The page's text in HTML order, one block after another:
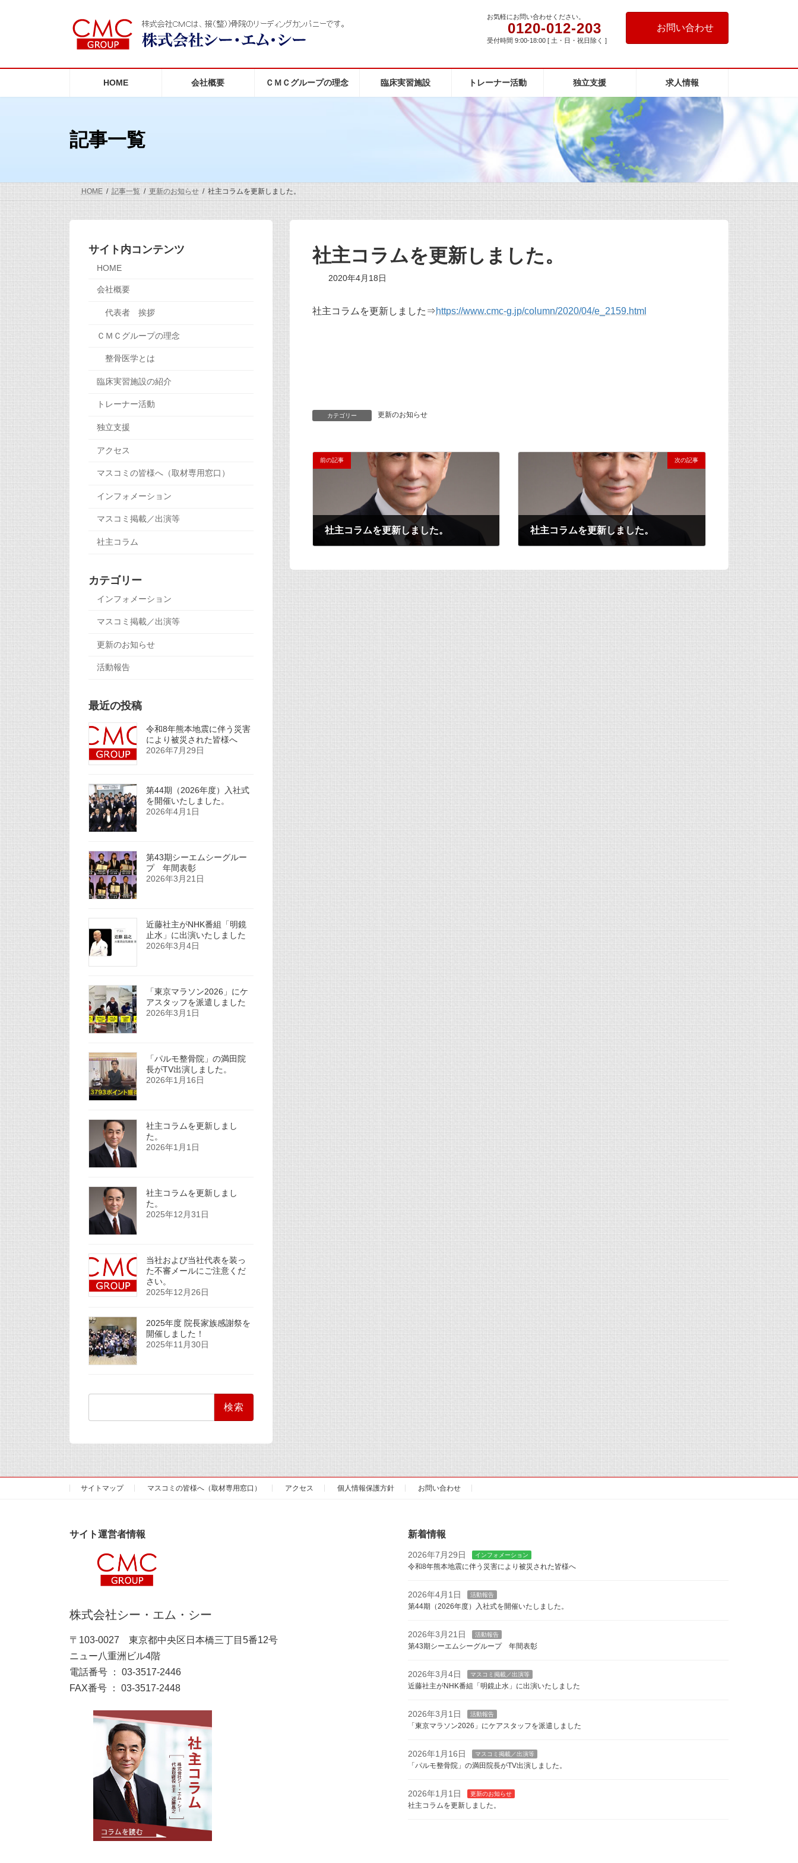
へ
ョ
お気軽にお問い合わせください。
0120-012-203
受付時間 9:00-18:00 [ 土・日・祝日除く ]
お問い合わせ
HOME 会社概要 ＣＭＣグループの理念 臨床実習施設 トレーナー活動 独立支援 求人情報
記事一覧
HOME 記事一覧 更新のお知らせ 社主コラムを更新しました。
社主コラムを更新しました。
2020年4月18日
社主コラムを更新しました⇒https://www.cmc-g.jp/column/2020/04/e_2159.html
カテゴリー 更新のお知らせ
前の記事
社主コラムを更新しました。
次の記事
社主コラムを更新しました。
サイト内コンテンツ
HOME
会社概要
代表者 挨拶
ＣＭＣグループの理念
整骨医学とは
臨床実習施設の紹介
トレーナー活動
独立支援
アクセス
マスコミの皆様へ（取材専用窓口）
インフォメーション
マスコミ掲載／出演等
社主コラム
カテゴリー
インフォメーション
マスコミ掲載／出演等
更新のお知らせ
活動報告
最近の投稿
令和8年熊本地震に伴う災害
により被災された皆様へ
2026年7月29日
第44期（2026年度）入社式
を開催いたしました。
2026年4月1日
第43期シーエムシーグルー
プ 年間表彰
2026年3月21日
近藤社主がNHK番組「明鏡
止水」に出演いたしました
2026年3月4日
「東京マラソン2026」にケ
アスタッフを派遣しました
2026年3月1日
「パルモ整骨院」の満田院
長がTV出演しました。
2026年1月16日
社主コラムを更新しまし
た。
2026年1月1日
社主コラムを更新しまし
た。
2025年12月31日
当社および当社代表を装っ
た不審メールにご注意くだ
さい。
2025年12月26日
2025年度 院長家族感謝祭を
開催しました！
2025年11月30日
サイトマップ マスコミの皆様へ（取材専用窓口） アクセス 個人情報保護方針 お問い合わせ
サイト運営者情報
株式会社シー・エム・シー
〒103-0027 東京都中央区日本橋三丁目5番12号
ニュー八重洲ビル4階
電話番号 ： 03-3517-2446
FAX番号 ： 03-3517-2448
新着情報
2026年7月29日 インフォメーション
令和8年熊本地震に伴う災害により被災された皆様へ
2026年4月1日 活動報告
第44期（2026年度）入社式を開催いたしました。
2026年3月21日 活動報告
第43期シーエムシーグループ 年間表彰
2026年3月4日 マスコミ掲載／出演等
近藤社主がNHK番組「明鏡止水」に出演いたしました
2026年3月1日 活動報告
「東京マラソン2026」にケアスタッフを派遣しました
2026年1月16日 マスコミ掲載／出演等
「パルモ整骨院」の満田院長がTV出演しました。
2026年1月1日 更新のお知らせ
社主コラムを更新しました。